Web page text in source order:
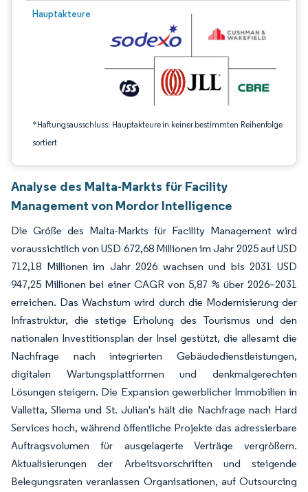
Hauptakteure
*Haftungsausschluss: Hauptakteure in keiner bestimmten Reihenfolge
sortiert
Bild © Mordor Intelligence. Wiederverwendung erfordert Namensnennung
Analyse des Malta-Markts für Facility
Management von Mordor Intelligence
Die Größe des Malta-Markts für Facility Management wird
voraussichtlich von USD 672,68 Millionen im Jahr 2025 auf USD
712,18 Millionen im Jahr 2026 wachsen und bis 2031 USD
947,25 Millionen bei einer CAGR von 5,87 % über 2026–2031
erreichen. Das Wachstum wird durch die Modernisierung der
Infrastruktur, die stetige Erholung des Tourismus und den
nationalen Investitionsplan der Insel gestützt, die allesamt die
Nachfrage nach integrierten Gebäudedienstleistungen,
digitalen Wartungsplattformen und denkmalgerechten
Lösungen steigern. Die Expansion gewerblicher Immobilien in
Valletta, Sliema und St. Julian's hält die Nachfrage nach Hard
Services hoch, während öffentliche Projekte das adressierbare
Auftragsvolumen für ausgelagerte Verträge vergrößern.
Aktualisierungen der Arbeitsvorschriften und steigende
Belegungsraten veranlassen Organisationen, auf Outsourcing